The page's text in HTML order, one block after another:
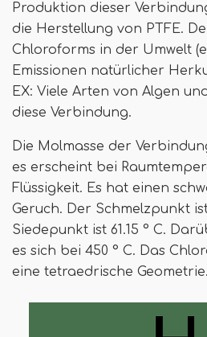
Produktion dieser
die Herstellung von PTFE.
Chloroforms in der Umwelt
Emissionen natürlicher
EX: Viele Arten von Algen
diese Verbindung.
Die Molmasse der
es erscheint bei
Flüssigkeit. Es hat einen
Geruch. Der Schmelzpunkt
Siedepunkt ist 61.15 ° C.
es sich bei 450 ° C. Das
eine tetraedrische Geometrie.